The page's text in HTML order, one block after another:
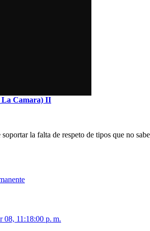
La Camara) II
la falta de respeto de tipos que no
08, 11:18:00 p. m.